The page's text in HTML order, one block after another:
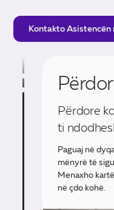
Kontakto
Përdore
ti
Paguaj në
mënyrë të
Menaxho
në çdo kohë.